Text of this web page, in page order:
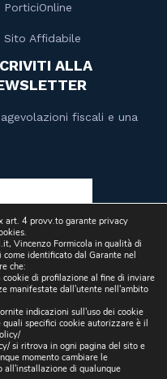
PorticiOnline
Sito Affidabile
ALLA
fiscali e una
per l’invio a
riferite a
svolgimento di
art. 4 provv.to garante privacy
Vincenzo Formicola in qualità di
identificato dal Garante nel
che:
di profilazione al fine di inviare
manifestate dall'utente nell'ambito
indicazioni sull'uso dei cookie
specifici cookie autorizzare è il
si ritrova in ogni pagina del sito e
momento cambiare le
all'installazione di qualunque